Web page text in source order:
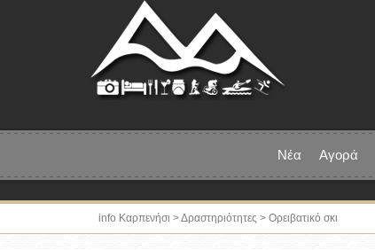
Νέα Αγορά
info Καρπενήσι >Δραστηριότητες > Ορειβατικό σκι